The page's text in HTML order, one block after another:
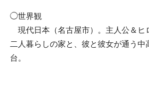
◯世界観
現代日本（名古屋市）。主人公＆ヒ
二人暮らしの家と、彼と彼女が通う中
台。